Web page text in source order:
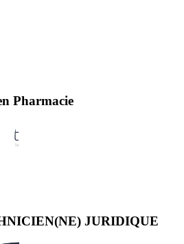
Pharmacie
JURIDIQUE